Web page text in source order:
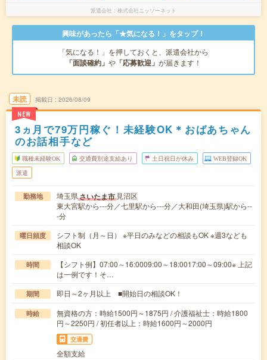
派遣会社 株式会社ニッソーネット
興味があったら「★気になる！」をタップ！
「気になる！」を押しておくと、派遣会社から
「面談確約」 や 「応募歓迎」 が届きます！
未読
NEW
掲載日 2026/08/09
3ヵ月で79万円稼ぐ！未経験OK＊おばあちゃん
のお話相手など
職種未経験OK 交通費別途支給あり 土日祝日が休み WEB登録OK
派遣
勤務地 埼玉県さいたま市 見沼区
東大宮駅から---分／七里駅から---分／大和田(埼玉県)駅から--
-分
曜日頻度
シフト制（月～日） ※平日のみなどの相談もOK ※週3なども
相談OK
時間
【シフト例】07:00～16:0009:00～18:0017:00～09:00※ 上記
は一例です！そ…
期間 即日～2ヶ月以上 ■開始日の相談OK！
時給
無資格の方：時給1500円～1875円 / 介護福祉士：時給1800
円～2250円 / 初任者以上：時給1600円～2000円
交通費
全額支給